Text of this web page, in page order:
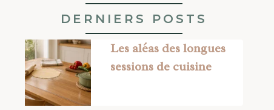
DERNIERS POSTS
Les aléas des longues
sessions de cuisine